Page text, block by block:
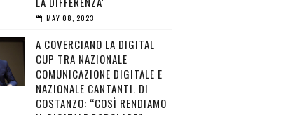
MAY 08, 2023
A COVERCIANO LA DIGITAL
CUP TRA NAZIONALE
COMUNICAZIONE DIGITALE E
NAZIONALE CANTANTI. DI
COSTANZO: “COSÌ RENDIAMO